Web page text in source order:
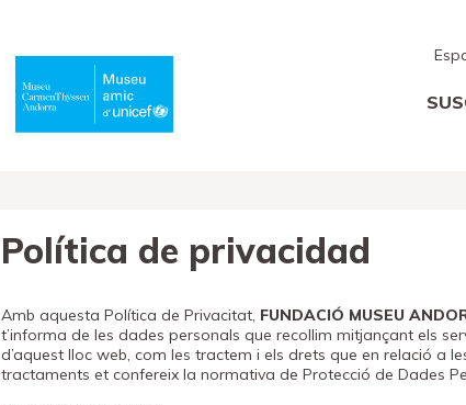
Política de privacidad
Amb aquesta Política de Privacitat, FUNDACIÓ MUSEU
t’informa de les dades personals que recollim mitjançant els
d’aquest lloc web, com les tractem i els drets que en relació a
tractaments et confereix la normativa de Protecció de Dades